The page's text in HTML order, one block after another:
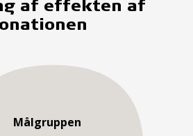
af effekten af
Målgruppen